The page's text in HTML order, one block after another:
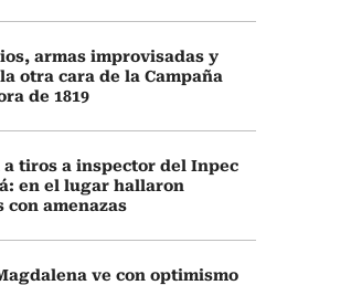
armas improvisadas y
otra cara de la Campaña
de 1819
a tiros a inspector del Inpec
en el lugar hallaron
con amenazas
ve con optimismo